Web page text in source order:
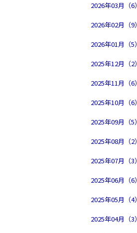
2026年03月（6）
2026年02月（9）
2026年01月（5）
2025年12月（2）
2025年11月（6）
2025年10月（6）
2025年09月（5）
2025年08月（2）
2025年07月（3）
2025年06月（6）
2025年05月（4）
2025年04月（3）